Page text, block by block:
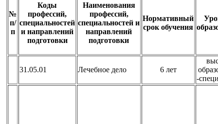
№
п/
п
Коды
профессий,
специальностей
и направлений
подготовки
Наименования
профессий,
специальностей и
направлений
подготовки
Нормативный
срок обучения
31.05.01 Лечебное дело 6 лет
-